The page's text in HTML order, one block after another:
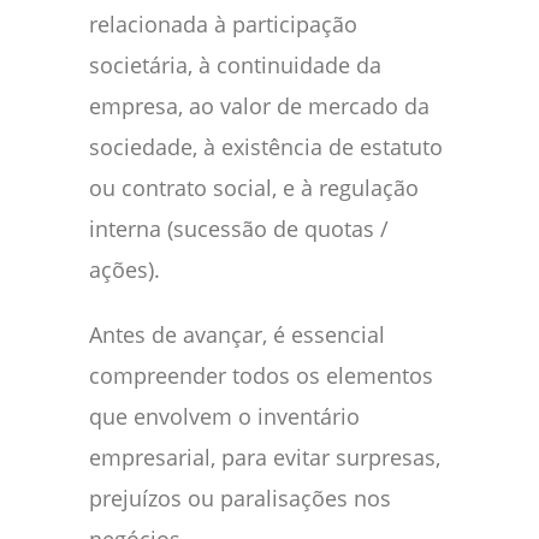
relacionada à participação
societária, à continuidade da
empresa, ao valor de mercado da
sociedade, à existência de estatuto
ou contrato social, e à regulação
interna (sucessão de quotas /
ações).
Antes de avançar, é essencial
compreender todos os elementos
que envolvem o inventário
empresarial, para evitar surpresas,
prejuízos ou paralisações nos